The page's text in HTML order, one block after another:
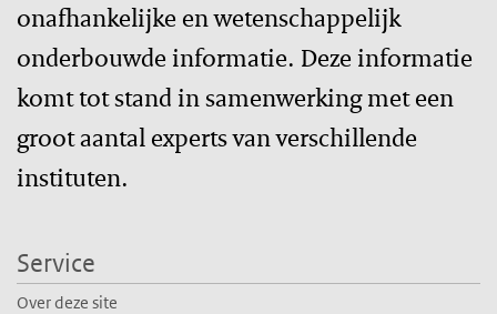
onafhankelijke en wetenschappelijk
onderbouwde informatie. Deze informatie
komt tot stand in samenwerking met een
groot aantal experts van verschillende
instituten.
Service
Over deze site